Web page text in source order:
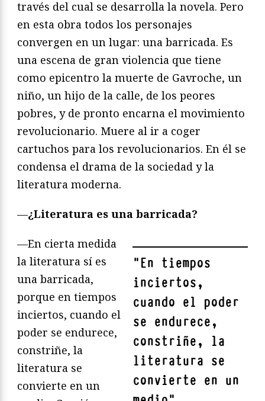
través del cual se desarrolla la novela. Pero
en esta obra todos los personajes
convergen en un lugar: una barricada. Es
una escena de gran violencia que tiene
como epicentro la muerte de Gavroche, un
niño, un hijo de la calle, de los peores
pobres, y de pronto encarna el movimiento
revolucionario. Muere al ir a coger
cartuchos para los revolucionarios. En él se
condensa el drama de la sociedad y la
literatura moderna.
—¿Literatura es una barricada?
"En tiempos
inciertos,
cuando el poder
se endurece,
constriñe, la
literatura se
convierte en un
—En cierta medida
la literatura sí es
una barricada,
porque en tiempos
inciertos, cuando el
poder se endurece,
constriñe, la
literatura se
convierte en un